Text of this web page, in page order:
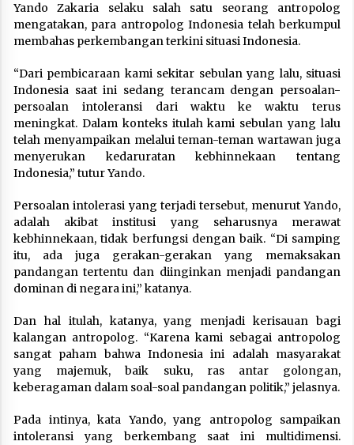
Yando Zakaria selaku salah satu seorang antropolog
mengatakan, para antropolog Indonesia telah berkumpul
membahas perkembangan terkini situasi Indonesia.
“Dari pembicaraan kami sekitar sebulan yang lalu, situasi
Indonesia saat ini sedang terancam dengan persoalan-
persoalan intoleransi dari waktu ke waktu terus
meningkat. Dalam konteks itulah kami sebulan yang lalu
telah menyampaikan melalui teman-teman wartawan juga
menyerukan kedaruratan kebhinnekaan tentang
Indonesia,” tutur Yando.
Persoalan intolerasi yang terjadi tersebut, menurut Yando,
adalah akibat institusi yang seharusnya merawat
kebhinnekaan, tidak berfungsi dengan baik. “Di samping
itu, ada juga gerakan-gerakan yang memaksakan
pandangan tertentu dan diinginkan menjadi pandangan
dominan di negara ini,” katanya.
Dan hal itulah, katanya, yang menjadi kerisauan bagi
kalangan antropolog. “Karena kami sebagai antropolog
sangat paham bahwa Indonesia ini adalah masyarakat
yang majemuk, baik suku, ras antar golongan,
keberagaman dalam soal-soal pandangan politik,” jelasnya.
Pada intinya, kata Yando, yang antropolog sampaikan
intoleransi yang berkembang saat ini multidimensi.